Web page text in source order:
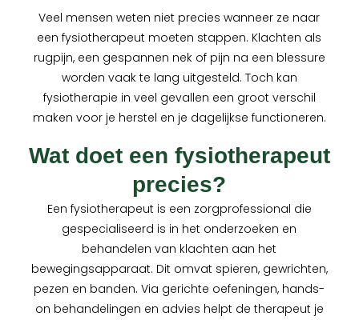
Veel mensen weten niet precies wanneer ze naar
een fysiotherapeut moeten stappen. Klachten als
rugpijn, een gespannen nek of pijn na een blessure
worden vaak te lang uitgesteld. Toch kan
fysiotherapie in veel gevallen een groot verschil
maken voor je herstel en je dagelijkse functioneren.
Wat doet een fysiotherapeut
precies?
Een fysiotherapeut is een zorgprofessional die
gespecialiseerd is in het onderzoeken en
behandelen van klachten aan het
bewegingsapparaat. Dit omvat spieren, gewrichten,
pezen en banden. Via gerichte oefeningen, hands-
on behandelingen en advies helpt de therapeut je